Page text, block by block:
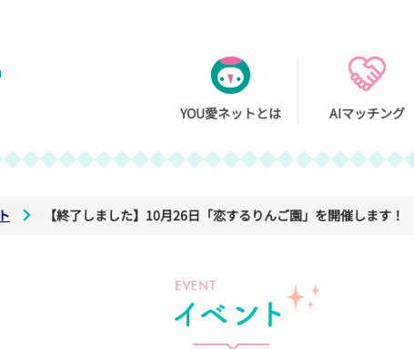
YOU愛ネットとは AIマッチング
【終了しました】10月26日「恋するりんご園」を開催します！